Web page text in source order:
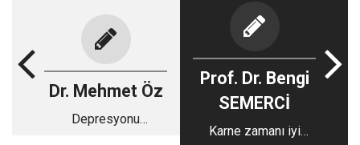
Dr. Mehmet Öz
Depresyonu
Prof. Dr. Bengi
SEMERCİ
Karne zamanı iyi